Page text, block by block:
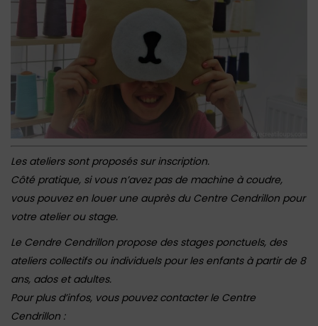
Les ateliers sont proposés sur inscription.
Côté pratique, si vous n’avez pas de machine à coudre,
vous pouvez en louer une auprès du Centre Cendrillon pour
votre atelier ou stage.
Le Cendre Cendrillon propose des stages ponctuels, des
ateliers collectifs ou individuels pour les enfants à partir de 8
ans, ados et adultes.
Pour plus d’infos, vous pouvez contacter le Centre
Cendrillon :